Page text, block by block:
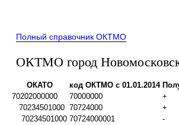
Полный справочник ОКТМО
ОКТМО город Новомосковск
ОКАТО код ОКТМО с 01.01.2014
70202000000
70000000 +
70234501000 70724000 +
70234501000 70724000001 -